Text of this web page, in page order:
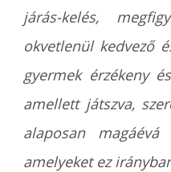
járás-kelés,
okvetlenül kedvező
gyermek érzékeny
amellett játszva,
alaposan
amelyeket ez